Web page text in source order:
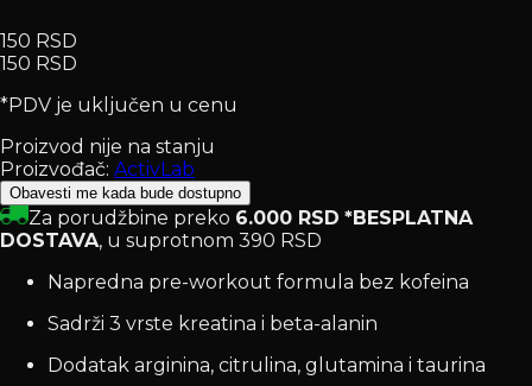
150 RSD
150 RSD
*PDV je uključen u cenu
Proizvod nije na stanju
Proizvođač: ActivLab
Obavesti me kada bude dostupno
Za porudžbine preko 6.000 RSD *BESPLATNA
DOSTAVA, u suprotnom 390 RSD
Napredna pre-workout formula bez kofeina
Sadrži 3 vrste kreatina i beta-alanin
Dodatak arginina, citrulina, glutamina i taurina